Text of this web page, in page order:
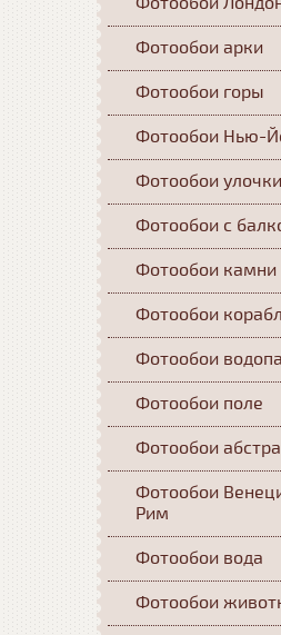
Фотообои арки
Фотообои горы
Фотообои Нью-
Фотообои улочки
Фотообои с
Фотообои камни
Фотообои
Фотообои
Фотообои поле
Фотообои
Фотообои
Рим
Фотообои вода
Фотообои